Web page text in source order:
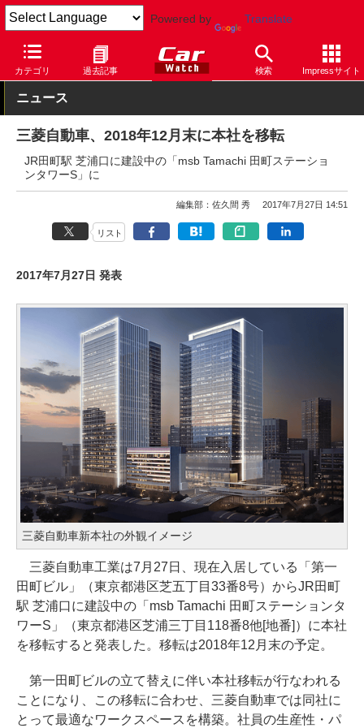
Powered by Translate
カテゴリ 過去記事 検索 Impressサイト
Car Watch 自動車 三菱自動車 その他
ニュース
三菱自動車、2018年12月末に本社を移転
JR田町駅 芝浦口に建設中の「msb Tamachi 田町ステーショ
ンタワーS」に
編集部：佐久間 秀 2017年7月27日 14:51
リスト
2017年7月27日 発表
三菱自動車新本社の外観イメージ
三菱自動車工業は7月27日、現在入居している「第一
田町ビル」（東京都港区芝五丁目33番8号）からJR田町
駅 芝浦口に建設中の「msb Tamachi 田町ステーションタ
ワーS」（東京都港区芝浦三丁目118番8他[地番]）に本社
を移転すると発表した。移転は2018年12月末の予定。
第一田町ビルの立て替えに伴い本社移転が行なわれる
ことになり、この移転に合わせ、三菱自動車では同社に
とって最適なワークスペースを構築。社員の生産性・パ